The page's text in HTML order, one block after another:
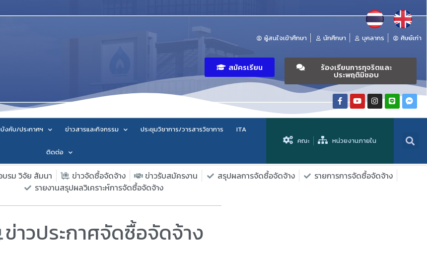
ผู้สนใจเข้าศึกษา นักศึกษา บุคลากร ศิษย์เก่า
สมัครเรียน ร้องเรียนการทุจริตและ
ประพฤติมิชอบ
คับ/ประกาศฯ ข่าวสารและกิจกรรม ประชุมวิชาการ/วารสารวิชาการ ITA
ติดต่อ
คณะ หน่วยงานภายใน
บรม วิจัย สัมนา ข่าวจัดซื้อจัดจ้าง ข่าวรับสมัครงาน สรุปผลการจัดซื้อจัดจ้าง
รายการการจัดซื้อจัดจ้าง
รายงานสรุปผลวิเคราะห์การจัดซื้อจัดจ้าง
ข่าวประกาศจัดซื้อจัดจ้าง​